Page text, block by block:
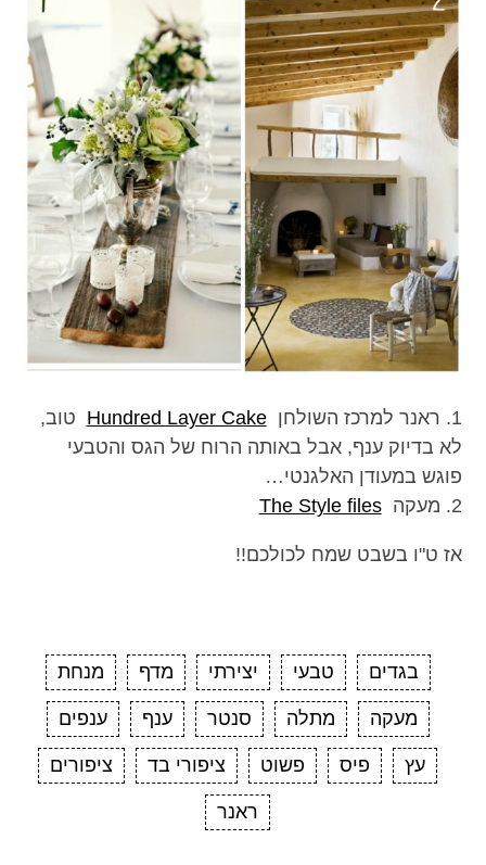
1. ראנר למרכז השולחן Hundred Layer Cake טוב,
לא בדיוק ענף, אבל באותה הרוח של הגס והטבעי
פוגש במעודן האלגנטי…
2. מעקה
The Style files
אז ט"ו בשבט שמח לכולכם!!
בגדים טבעי יצירתי מדף מנחת
מעקה מתלה סנטר ענף ענפים
עץ פיס פשוט ציפורי בד ציפורים
ראנר